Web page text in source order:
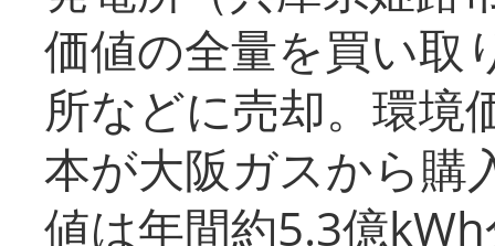
価値の全量を買い取
所などに売却。環境
本が大阪ガスから購
値は年間約5.3億